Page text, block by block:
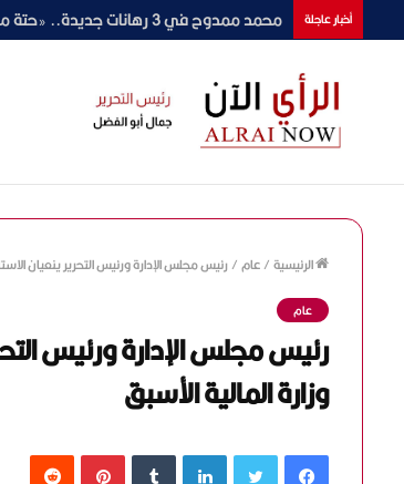
أخبار عاجلة محمد ممدوح في 3 رهانات جديدة.. «حتة مني» و«شقو 2» ورمضان 2027
الرئيسية/عام/رئيس مجلس الإدارة ورئيس التحرير ينعيان
عام
رئيس مجلس الإدارة ورئيس
وزارة المالية الأسبق
فيسبوك لينكدإن بينتيريست